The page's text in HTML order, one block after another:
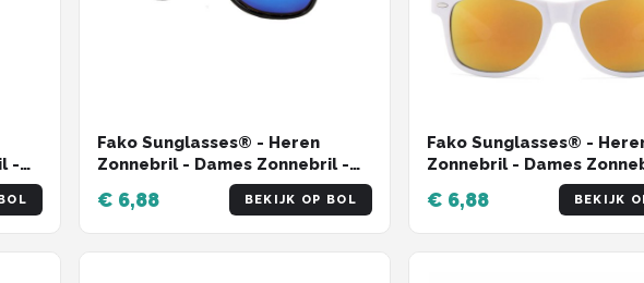
-
Fako Sunglasses® - Heren
Zonnebril - Dames Zonnebril -
UV400 - Zwart - Spiegel Blauw
€ 6,88 BEKIJK OP BOL
Fako Sunglasses® -
Zonnebril - Dames
Classic - UV400 - Wit
Goud/Rood Spiegel
€ 6,88 BEKIJK